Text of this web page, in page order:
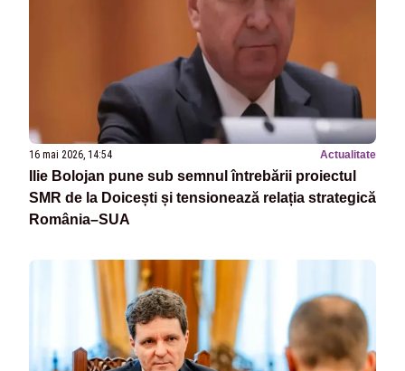
16 mai 2026, 14:54 Actualitate
Ilie Bolojan pune sub semnul întrebării proiectul
SMR de la Doicești și tensionează relația strategică
România–SUA